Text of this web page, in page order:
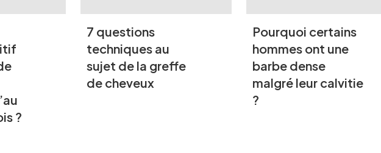
?
7 questions
techniques au
sujet de la greffe
de cheveux
Pourquoi certains
hommes ont une
barbe dense
malgré leur calvitie
?